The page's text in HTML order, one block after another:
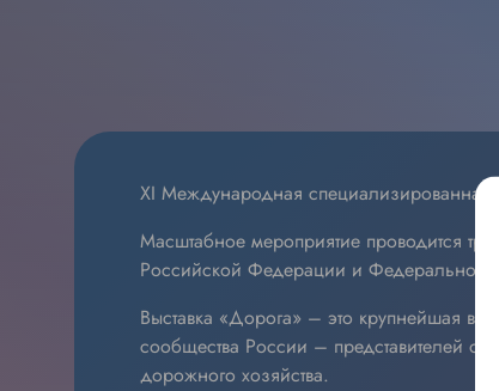
XI Международная специализированная
Масштабное мероприятие проводится
Российской Федерации и Федерального
Выставка «Дорога» – это крупнейшая в
сообщества России – представителей
дорожного хозяйства.